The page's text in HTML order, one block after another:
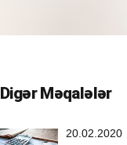
Digər Məqalələr
20.02.2020